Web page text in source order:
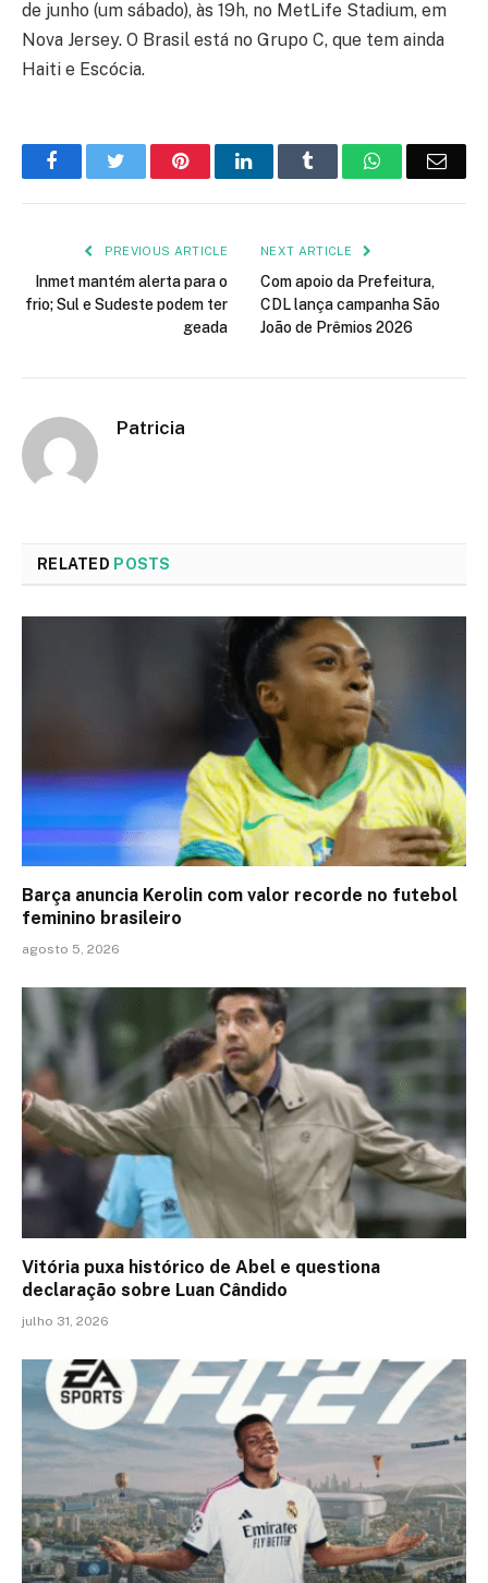
de junho (um sábado), às 19h, no MetLife Stadium, em
Nova Jersey. O Brasil está no Grupo C, que tem ainda
Haiti e Escócia.
FacebookTwitter PinterestLinkedIn Tumblr WhatsApp
PREVIOUS ARTICLE
Inmet mantém alerta para o
frio; Sul e Sudeste podem ter
geada
NEXT ARTICLE
Com apoio da Prefeitura,
CDL lança campanha São
João de Prêmios 2026
Patricia
RELATED POSTS
Barça anuncia Kerolin com valor recorde no futebol
feminino brasileiro
agosto 5, 2026
Vitória puxa histórico de Abel e questiona
declaração sobre Luan Cândido
julho 31, 2026